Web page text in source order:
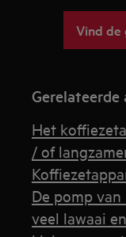
Vind de
Het
/ of
De pomp
veel lawaai